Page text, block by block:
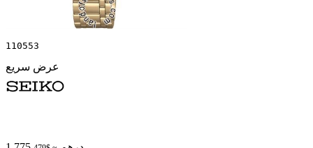
110553
عرض سريع